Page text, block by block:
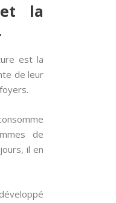
la
est la
de leur
de
il en